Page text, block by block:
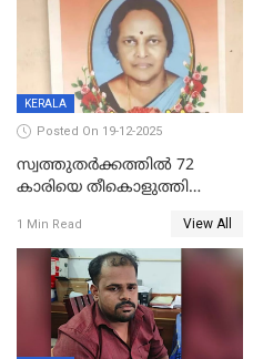
KERALA
Posted On 19-12-2025
സ്വത്തുതര്‍ക്കത്തില്‍ 72
കാരിയെ തീകൊളുത്തി
ക്രൂരകൊലപാതകത്തില്‍
സഹോദരിപുത്രന് ജീവപര്യന്തം
1 Min Read View All